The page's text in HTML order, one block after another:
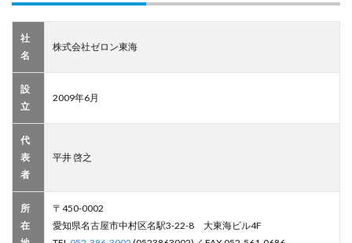
社
名
株式会社ゼロン東海
設
立
2009年6月
代
表
者
平井 啓之
所
在
〒450-0002
愛知県名古屋市中村区名駅3-22-8 大東海ビル4F